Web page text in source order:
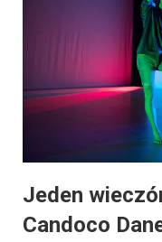
Jeden
Candoco